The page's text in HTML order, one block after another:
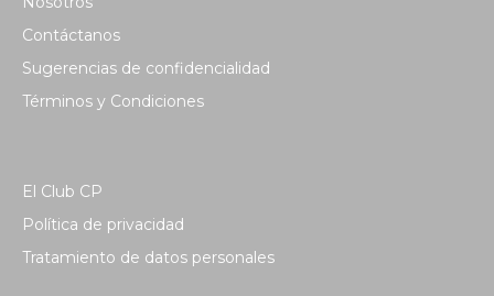
Contáctanos
Sugerencias de confidencialidad
Términos y Condiciones
El Club CP
Política de privacidad
Tratamiento de datos personales